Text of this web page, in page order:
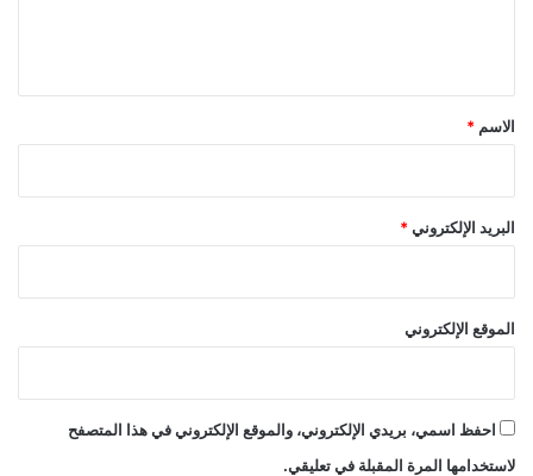
*
الاسم *
البريد الإلكتروني *
الموقع الإلكتروني
احفظ اسمي، بريدي الإلكتروني، والموقع الإلكتروني في هذا المتصفح
لاستخدامها المرة المقبلة في تعليقي.